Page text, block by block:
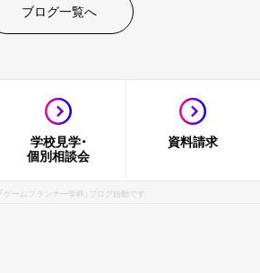
ブログ一覧へ
学校見学・
個別相談会
資料請求
「ゲームプランナー学科」ブログ始動です